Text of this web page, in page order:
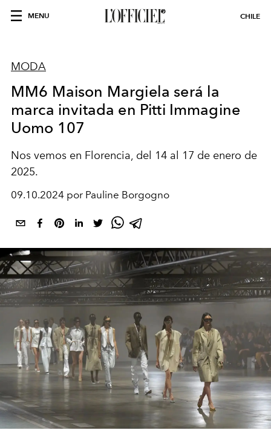
MENU CHILE
MODA
MM6 Maison Margiela será la
marca invitada en Pitti Immagine
Uomo 107
Nos vemos en Florencia, del 14 al 17 de enero de
2025.
09.10.2024 por Pauline Borgogno